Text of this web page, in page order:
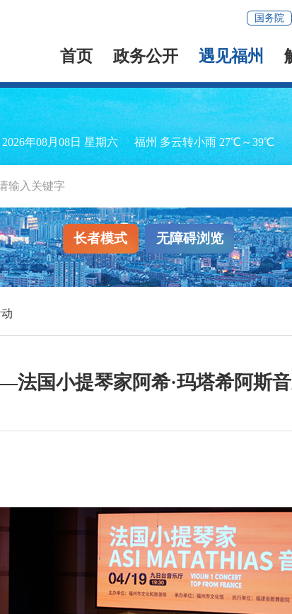
国务院
首页 政务公开 遇见福州
2026年08月08日 星期六 福州 多云转小雨 27℃～39℃
长者模式 无障碍浏览
国小提琴家阿希·玛塔希阿斯